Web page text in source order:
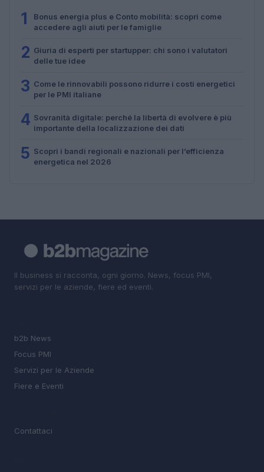
1
Bonus energia plus e Conto mobilità: scopri come
accedere agli aiuti per le famiglie
2 Giuria di esperti per startupper: chi sono i valutatori
delle tue idee
3 Come le rinnovabili possono ridurre i costi energetici
per le PMI italiane
4 Sovranità digitale: perché la libertà di evolvere è più
importante della localizzazione dei dati
5 Scopri i bandi regionali e nazionali per l’efficienza
energetica nel 2026
Il business si racconta, ogni giorno. News, focus PMI,
servizi per le aziende, fiere ed eventi.
b2b News
Focus PMI
Servizi per le Aziende
Fiere e Eventi
Contattaci